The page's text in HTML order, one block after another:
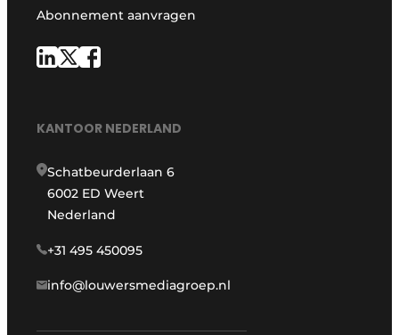
Abonnement aanvragen
KANTOOR NEDERLAND
Schatbeurderlaan 6
6002 ED Weert
Nederland
+31 495 450095
info@louwersmediagroep.nl